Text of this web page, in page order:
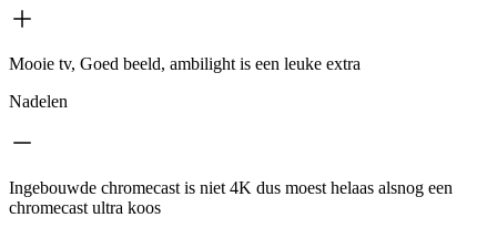
Mooie tv, Goed beeld, ambilight is een leuke extra
Nadelen
Ingebouwde chromecast is niet 4K dus moest helaas alsnog een
chromecast ultra koos